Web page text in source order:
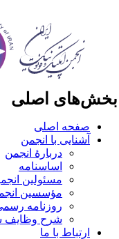
اصلی
صفحه اصلی
آشنایی با انجمن
دربارۀ انجمن
اساسنامه
مسئولین انجمن
مؤسسین
روزنامه رسمی
شرح وظایف
ارتباط با ما